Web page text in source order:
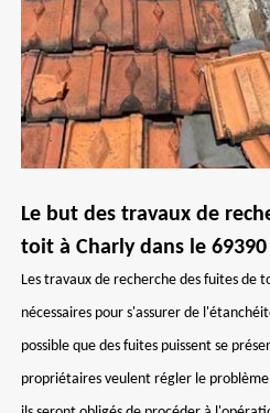
Le but des travaux de
toit à Charly dans le 69390
Les travaux de recherche des fuites de
nécessaires pour s'assurer de
possible que des fuites puissent se
propriétaires veulent régler le problème